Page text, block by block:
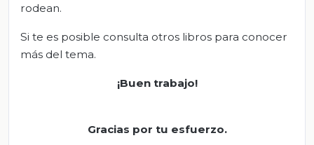
rodean.
Si te es posible consulta otros libros para conocer
más del tema.
¡Buen trabajo!
Gracias por tu esfuerzo.